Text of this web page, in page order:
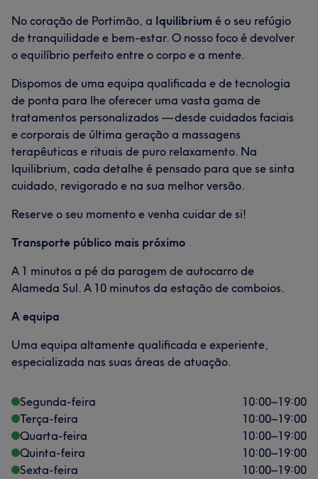
No coração de Portimão, a Iquilibrium é o seu refúgio
de tranquilidade e bem-estar. O nosso foco é devolver
o equilíbrio perfeito entre o corpo e a mente.
Dispomos de uma equipa qualificada e de tecnologia
de ponta para lhe oferecer uma vasta gama de
tratamentos personalizados — desde cuidados faciais
e corporais de última geração a massagens
terapêuticas e rituais de puro relaxamento. Na
Iquilibrium, cada detalhe é pensado para que se sinta
cuidado, revigorado e na sua melhor versão.
Reserve o seu momento e venha cuidar de si!
Transporte público mais próximo
A 1 minutos a pé da paragem de autocarro de
Alameda Sul. A 10 minutos da estação de comboios.
A equipa
Uma equipa altamente qualificada e experiente,
especializada nas suas áreas de atuação.
Segunda-feira 10:00–19:00
Terça-feira
10:00–19:00
Quarta-feira
10:00–19:00
Quinta-feira
10:00–19:00
Sexta-feira
10:00–19:00